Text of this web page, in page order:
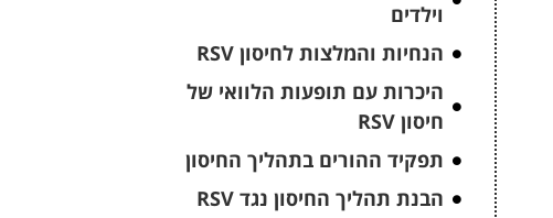
וילדים
הנחיות והמלצות לחיסון RSV
היכרות עם תופעות הלוואי של
חיסון RSV
תפקיד ההורים בתהליך החיסון
הבנת תהליך החיסון נגד RSV